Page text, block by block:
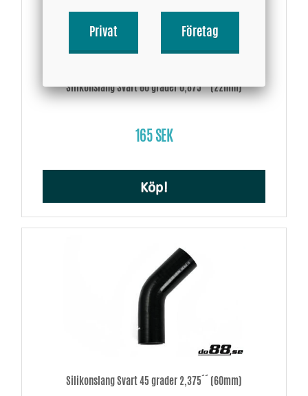
Silikonslang Svart 60 grader 0,875´´ (22mm)
165 SEK
Köp!
Silikonslang Svart 45 grader 2,375´´ (60mm)
Privat Företag